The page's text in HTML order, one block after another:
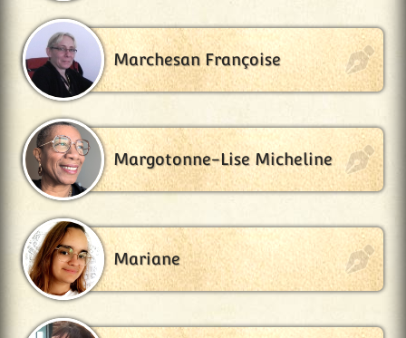
Marchesan Françoise
Margotonne-Lise Micheline
Mariane